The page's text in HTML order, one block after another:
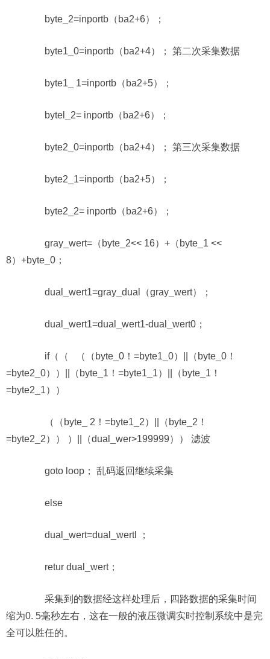
byte_2=inportb（ba2+6）；
byte1_0=inportb（ba2+4）； 第二次采集数据
byte1_ 1=inportb（ba2+5）；
bytel_2= inportb（ba2+6）；
byte2_0=inportb（ba2+4）； 第三次采集数据
byte2_1=inportb（ba2+5）；
byte2_2= inportb（ba2+6）；
gray_wert=（byte_2<< 16）+（byte_1 <<
8）+byte_0；
dual_wert1=gray_dual（gray_wert）；
dual_wert1=dual_wert1-dual_wert0；
if（（ （（byte_0！=byte1_0）||（byte_0！
=byte2_0））||（byte_1！=byte1_1）||（byte_1！
=byte2_1））
（（byte_ 2！=byte1_2）||（byte_2！
=byte2_2）） ）||（dual_wer>199999）） 滤波
goto loop； 乱码返回继续采集
else
dual_wert=dual_wertl ；
retur dual_wert；
采集到的数据经这样处理后，四路数据的采集时间
缩为0. 5毫秒左右，这在一般的液压微调实时控制系统中是完
全可以胜任的。